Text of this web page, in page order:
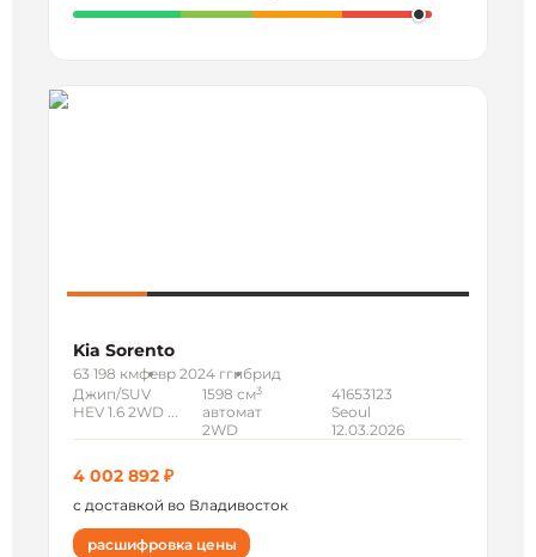
Kia Sorento
63 198 кмфевр 2024 ггибрид
Джип/SUV
HEV 1.6 2WD ...
1598 см3
автомат
2WD
41653123
Seoul
12.03.2026
4 002 892 ₽
с доставкой во Владивосток
расшифровка цены